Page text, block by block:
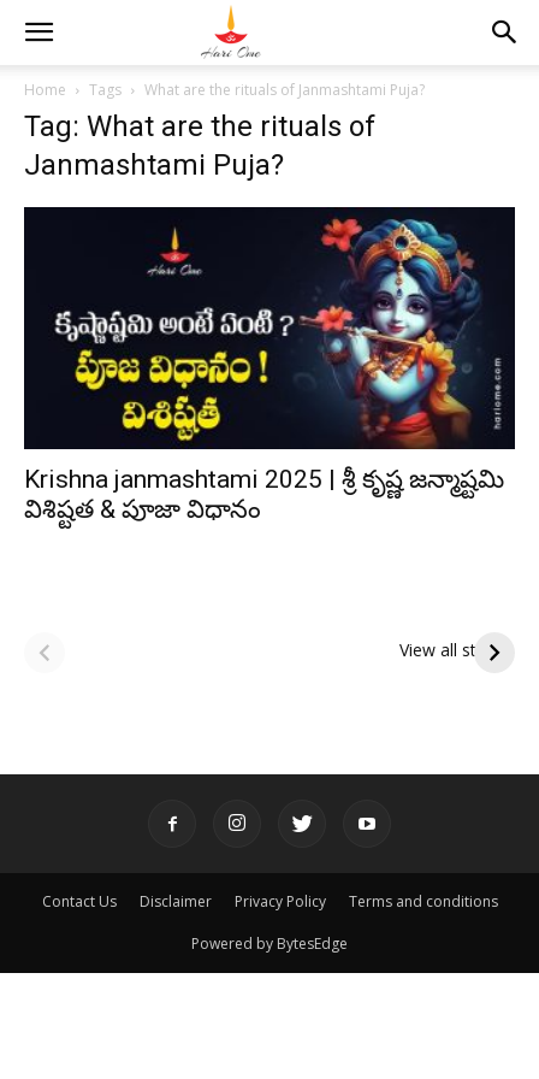
Home Tags What are the rituals of Janmashtami Puja?
Tag: What are the rituals of
Janmashtami Puja?
Krishna janmashtami 2025 | శ్రీ కృష్ణ జన్మాష్టమి
విశిష్టత & పూజా విధానం
View all stories
పితృదేవతల ఆశీర్వాదం
ఇంద్రకీలాద్రి గిరి ప్రదక్షిణ
Contact Us Disclaimer Privacy Policy Terms and conditions
Powered by BytesEdge